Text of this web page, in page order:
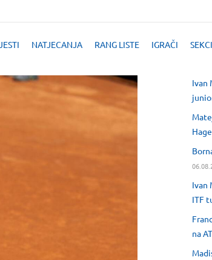
NATJECANJA RANG LISTE IGRAČI
Ivan
Ivan
ITF
na